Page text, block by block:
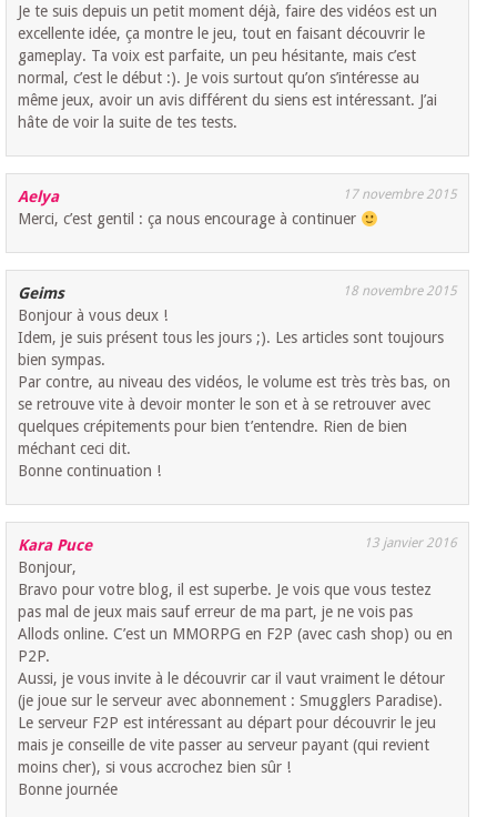
Je te suis depuis un petit moment déjà, faire des vidéos est un
excellente idée, ça montre le jeu, tout en faisant découvrir le
gameplay. Ta voix est parfaite, un peu hésitante, mais c’est
normal, c’est le début :). Je vois surtout qu’on s’intéresse au
même jeux, avoir un avis différent du siens est intéressant. J’ai
hâte de voir la suite de tes tests.
Aelya 17 novembre 2015
Merci, c’est gentil : ça nous encourage à continuer
Geims 18 novembre 2015
Bonjour à vous deux !
Idem, je suis présent tous les jours ;). Les articles sont toujours
bien sympas.
Par contre, au niveau des vidéos, le volume est très très bas, on
se retrouve vite à devoir monter le son et à se retrouver avec
quelques crépitements pour bien t’entendre. Rien de bien
méchant ceci dit.
Bonne continuation !
Kara Puce 13 janvier 2016
Bonjour,
Bravo pour votre blog, il est superbe. Je vois que vous testez
pas mal de jeux mais sauf erreur de ma part, je ne vois pas
Allods online. C’est un MMORPG en F2P (avec cash shop) ou en
P2P.
Aussi, je vous invite à le découvrir car il vaut vraiment le détour
(je joue sur le serveur avec abonnement : Smugglers Paradise).
Le serveur F2P est intéressant au départ pour découvrir le jeu
mais je conseille de vite passer au serveur payant (qui revient
moins cher), si vous accrochez bien sûr !
Bonne journée